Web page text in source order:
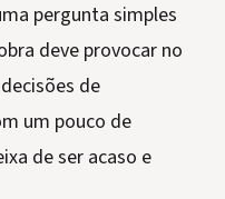
pergunta simples
deve provocar no
de
um pouco de
de ser acaso e